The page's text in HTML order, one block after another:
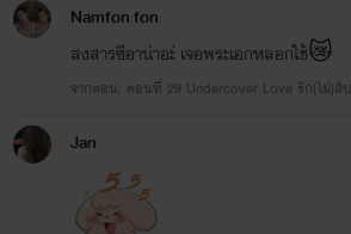
Namfon fon
สงสารซีอาน่าอะ่ เจอพระเอกหลอกใช้😿
จากตอน: ตอนที่ 29 Undercover Love รัก(ไม่)ลับ
Jan